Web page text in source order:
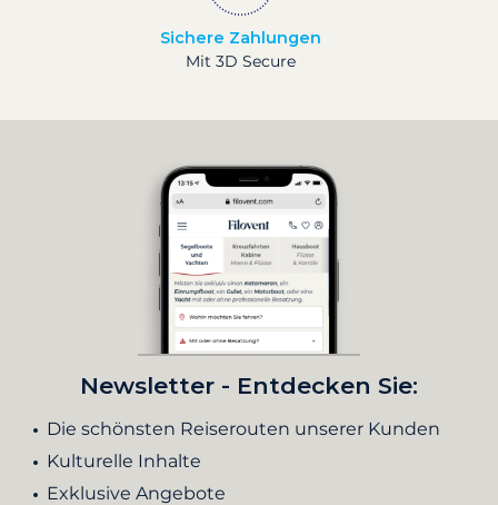
Sichere Zahlungen
Mit 3D Secure
Newsletter - Entdecken Sie:
Die schönsten Reiserouten unserer Kunden
Kulturelle Inhalte
Exklusive Angebote